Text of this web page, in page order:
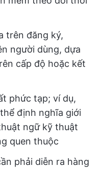
trên đăng ký,
người dùng, dựa
cấp độ hoặc kết
phức tạp; ví dụ,
định nghĩa giới
ngữ kỹ thuật
quen thuộc
phải diễn ra hàng